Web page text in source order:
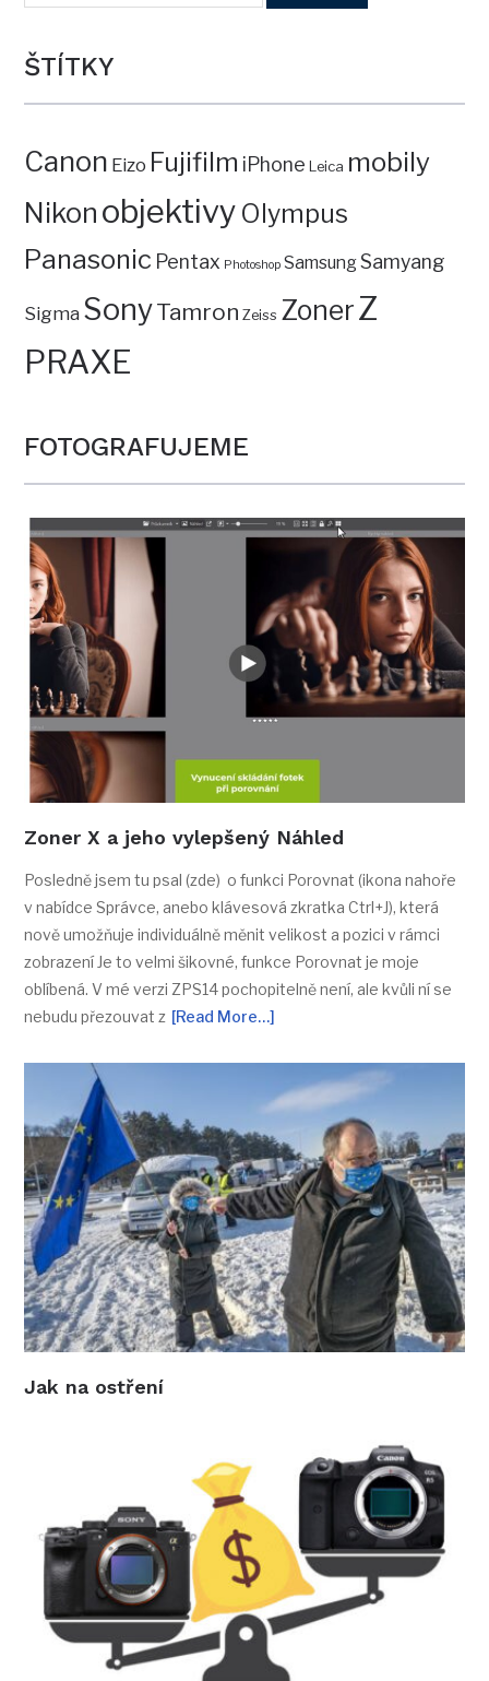
ŠTÍTKY
Canon Eizo Fujifilm iPhone Leica mobily
Nikon objektivy Olympus
Panasonic Pentax Photoshop SamsungSamyang
Sigma SonyTamron Zeiss ZonerZ
PRAXE
FOTOGRAFUJEME
Zoner X a jeho vylepšený Náhled
Posledně jsem tu psal (zde) o funkci Porovnat (ikona nahoře
v nabídce Správce, anebo klávesová zkratka Ctrl+J), která
nově umožňuje individuálně měnit velikost a pozici v rámci
zobrazení Je to velmi šikovné, funkce Porovnat je moje
oblíbená. V mé verzi ZPS14 pochopitelně není, ale kvůli ní se
nebudu přezouvat z [Read More…]
Jak na ostření